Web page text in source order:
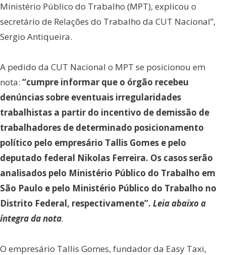
Ministério Público do Trabalho (MPT), explicou o
secretário de Relações do Trabalho da CUT Nacional”,
Sergio Antiqueira.
A pedido da CUT Nacional o MPT se posicionou em
nota: “cumpre informar que o órgão recebeu
denúncias sobre eventuais irregularidades
trabalhistas a partir do incentivo de demissão de
trabalhadores de determinado posicionamento
político pelo empresário Tallis Gomes e pelo
deputado federal Nikolas Ferreira. Os casos serão
analisados pelo Ministério Público do Trabalho em
São Paulo e pelo Ministério Público do Trabalho no
Distrito Federal, respectivamente”. Leia abaixo a
íntegra da nota.
O empresário Tallis Gomes, fundador da Easy Taxi,